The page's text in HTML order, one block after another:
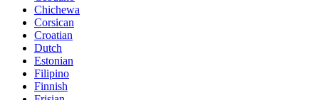
Chichewa
Corsican
Croatian
Dutch
Estonian
Filipino
Finnish